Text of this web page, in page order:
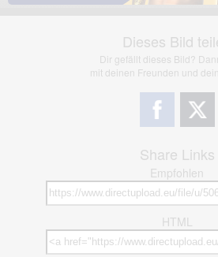
Dieses Bild
Dir gefällt dieses Bild?
mit deinen Freunden und
Share Links
Empfohlen
HTML